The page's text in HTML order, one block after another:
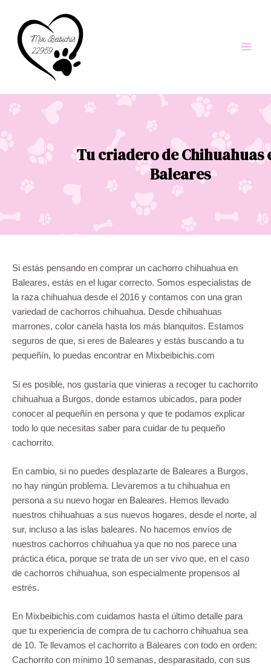
contenido
Tu criadero de Chihuahuas
Baleares
Si estás pensando en comprar un cachorro chihuahua en
Baleares, estás en el lugar correcto. Somos especialistas de
la raza chihuahua desde el 2016 y contamos con una gran
variedad de cachorros chihuahua. Desde chihuahuas
marrones, color canela hasta los más blanquitos. Estamos
seguros de que, si eres de Baleares y estás buscando a tu
pequeñín, lo puedas encontrar en Mixbeibichis.com
Si es posible, nos gustaría que vinieras a recoger tu cachorrito
chihuahua a Burgos, donde estamos ubicados, para poder
conocer al pequeñín en persona y que te podamos explicar
todo lo que necesitas saber para cuidar de tu pequeño
cachorrito.
En cambio, si no puedes desplazarte de Baleares a Burgos,
no hay ningún problema. Llevaremos a tu chihuahua en
persona a su nuevo hogar en Baleares. Hemos llevado
nuestros chihuahuas a sus nuevos hogares, desde el norte, al
sur, incluso a las islas baleares. No hacemos envíos de
nuestros cachorros chihuahua ya que no nos parece una
práctica ética, porque se trata de un ser vivo que, en el caso
de cachorros chihuahua, son especialmente propensos al
estrés.
En Mixbeibichis.com cuidamos hasta el último detalle para
que tu experiencia de compra de tu cachorro chihuahua sea
de 10. Te llevamos el cachorrito a Baleares con todo en orden:
Cachorrito con mínimo 10 semanas, desparasitado, con sus